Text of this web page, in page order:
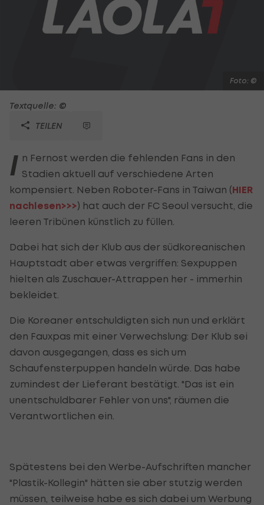
Foto: ©
Textquelle: ©
TEILEN
I n Fernost werden die fehlenden Fans in den
Stadien aktuell auf verschiedene Arten
kompensiert. Neben Roboter-Fans in Taiwan (HIER
nachlesen>>>) hat auch der FC Seoul versucht, die
leeren Tribünen künstlich zu füllen.
Dabei hat sich der Klub aus der südkoreanischen
Hauptstadt aber etwas vergriffen: Sexpuppen
hielten als Zuschauer-Attrappen her - immerhin
bekleidet.
Die Koreaner entschuldigten sich nun und erklärt
den Fauxpas mit einer Verwechslung: Der Klub sei
davon ausgegangen, dass es sich um
Schaufensterpuppen handeln würde. Das habe
zumindest der Lieferant bestätigt. "Das ist ein
unentschuldbarer Fehler von uns", räumen die
Verantwortlichen ein.
Spätestens bei den Werbe-Aufschriften mancher
"Plastik-Kollegin" hätten sie aber stutzig werden
müssen, teilweise habe es sich dabei um Werbung